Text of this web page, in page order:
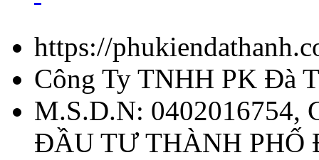
https://
Công Ty TNHH PK Đà
M.S.D.N: 0402016754,
ĐẦU TƯ THÀNH PHỐ